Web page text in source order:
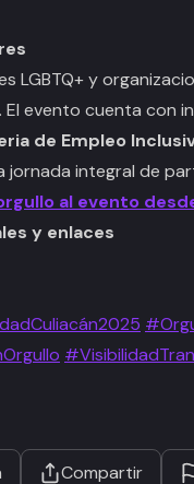
LGBTQ+ y
El evento cuenta con
de Empleo
jornada integral de
al evento
y enlaces
Compartir